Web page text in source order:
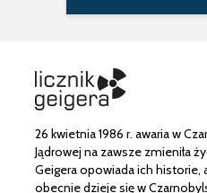
26 kwietnia 1986 r. awaria w
Jądrowej na zawsze zmieniła
Geigera opowiada ich
obecnie dzieje się w